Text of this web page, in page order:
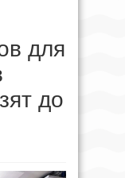
для
до